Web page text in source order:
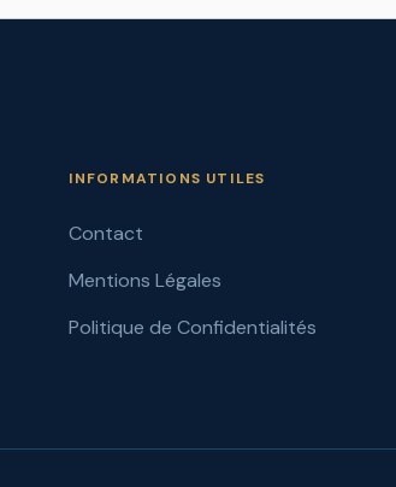
INFORMATIONS UTILES
Contact
Mentions Légales
Politique de Confidentialités